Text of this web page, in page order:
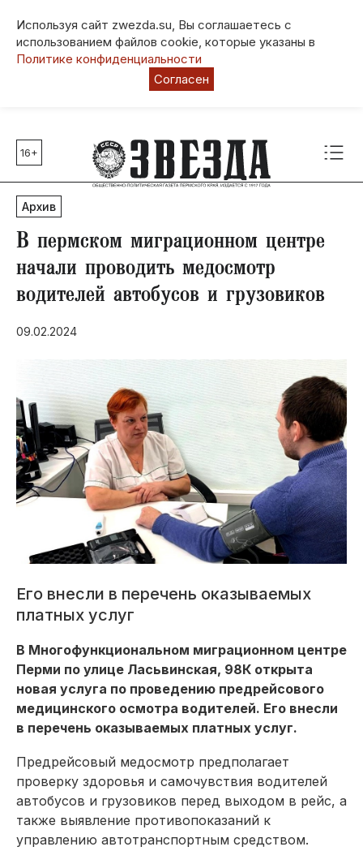
Используя сайт zwezda.su, Вы соглашаетесь с
использованием файлов cookie, которые указаны в
Политике конфиденциальности
Согласен
Главные темы
80 лет Победы
Молодежная столица РФ
СВО
Социальная поддержка
Инфраструктура
Благоустройство
16+
Архив
В пермском миграционном центре
начали проводить медосмотр
водителей автобусов и грузовиков
09.02.2024
Его внесли в перечень оказываемых
платных услуг
В Многофункциональном миграционном центре
Перми по улице Ласьвинская, 98К открыта
новая услуга по проведению предрейсового
медицинского осмотра водителей. Его внесли
в перечень оказываемых платных услуг.
Предрейсовый медосмотр предполагает
проверку здоровья и самочувствия водителей
автобусов и грузовиков перед выходом в рейс, а
также выявление противопоказаний к
управлению автотранспортным средством.